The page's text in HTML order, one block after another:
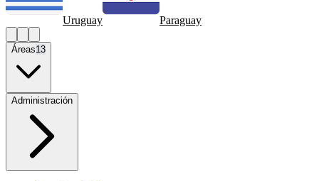
Uruguay Paraguay
Áreas13
Administración